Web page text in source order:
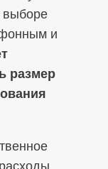
выборе
и
размер